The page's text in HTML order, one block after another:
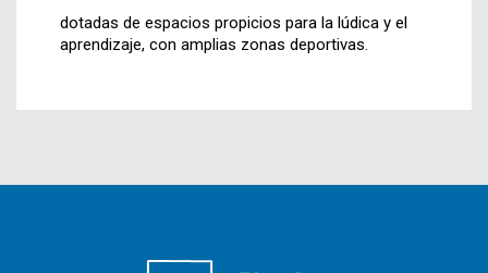
dotadas de espacios propicios para la lúdica y el
aprendizaje, con amplias zonas deportivas.